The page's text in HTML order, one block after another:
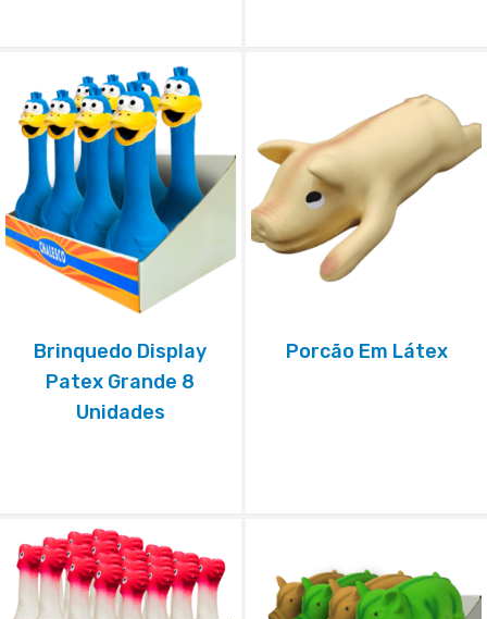
Brinquedo Display
Patex Grande 8
Unidades
Porcão Em Látex